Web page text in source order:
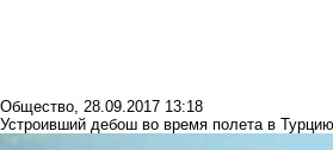
Общество, 28.09.2017 13:18
Устроивший дебош во время полета в